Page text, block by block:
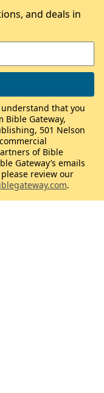
and deals in
that you
Gateway,
501 Nelson
of Bible
Gateway’s emails
review our
.